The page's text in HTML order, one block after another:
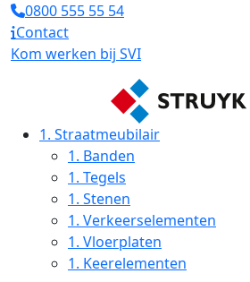
0800 555 55 54
Contact
Kom werken bij SVI
1. Straatmeubilair
1. Banden
1. Tegels
1. Stenen
1. Verkeerselementen
1. Vloerplaten
1. Keerelementen